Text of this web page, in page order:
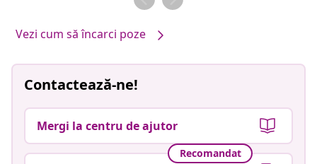
Vezi cum să încarci poze
Contactează-ne!
Mergi la centru de ajutor
Recomandat